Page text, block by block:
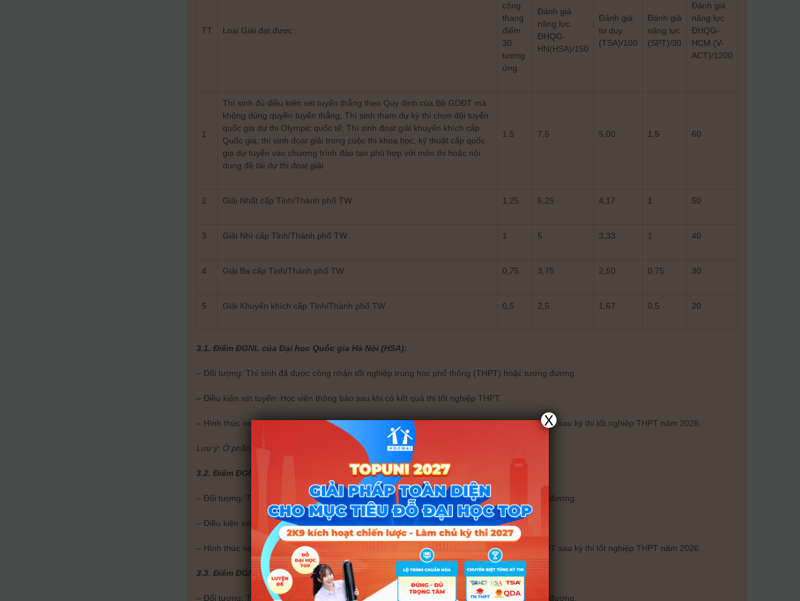
TT Loại Giải đạt được
cộng
thang
điểm
30
tương
ứng
Đánh giá
năng lực
ĐHQG-
HN(HSA)/150
Đánh giá
tư duy
(TSA)/100
Đánh giá
năng lực
(SPT)/30
Đánh giá
năng lực
ĐHQG-
HCM (V-
ACT)/1200
1
Thí sinh đủ điều kiện xét tuyển thẳng theo Quy định của Bộ GDĐT mà
không dùng quyền tuyển thẳng; Thí sinh tham dự kỳ thi chọn đội tuyển
quốc gia dự thi Olympic quốc tế; Thí sinh đoạt giải khuyến khích cấp
Quốc gia; thí sinh đoạt giải trong cuộc thi khoa học, kỹ thuật cấp quốc
gia dự tuyển vào chương trình đào tạo phù hợp với môn thi hoặc nội
dung đề tài dự thi đoạt giải
1,5 7,5 5,00 1,5 60
2 Giải Nhất cấp Tỉnh/Thành phố TW 1,25 6,25 4,17 1 50
3 Giải Nhì cấp Tỉnh/Thành phố TW 1 5 3,33 1 40
4 Giải Ba cấp Tỉnh/Thành phố TW 0,75 3,75 2,50 0,75 30
5 Giải Khuyến khích cấp Tỉnh/Thành phố TW 0,5 2,5 1,67 0,5 20
3.1. Điểm ĐGNL của Đại học Quốc gia Hà Nội (HSA):
– Đối tượng: Thí sinh đã được công nhận tốt nghiệp trung học phổ thông (THPT) hoặc tương đương.
– Điều kiện xét tuyển: Học viện thông báo sau khi có kết quả thi tốt nghiệp THPT.
– Hình thức xét tuyển: Thí sinh đăng ký trực tuyến trên Cổng thông tin tuyển sinh của Bộ GDĐT sau kỳ thi tốt nghiệp THPT năm 2026.
Lưu ý: Ở phần 3, thí sinh bắt buộc chọn tổ hợp Khoa học có môn Vật lý, Hóa học.
­3.2. Điểm ĐGNL của Đại học Quốc gia TP. Hồ Chí Minh (V-ACT):
– Đối tượng: Thí sinh đã được công nhận tốt nghiệp trung học phổ thông (THPT) hoặc tương đương.
– Điều kiện xét tuyển: Học viện thông báo sau khi có kết quả thi tốt nghiệp THPT.
– Hình thức xét tuyển: Thí sinh đăng ký trực tuyến trên Cổng thông tin tuyển sinh của Bộ GDĐT sau kỳ thi tốt nghiệp THPT năm 2026.
3.3. Điểm ĐGNL của Đại học Sư phạm Hà Nội (SPT):
– Đối tượng: Thí sinh đã được công nhận tốt nghiệp trung học phổ thông (THPT) hoặc tương đương.
X